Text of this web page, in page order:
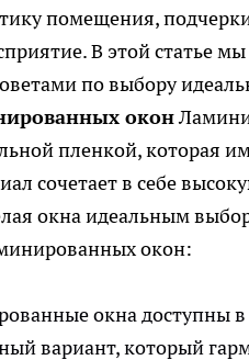
помещения,
В этой статье
по выбору
окон
пленкой, которая
сочетает в себе
окна идеальным
окон:
окна доступны в
вариант, который